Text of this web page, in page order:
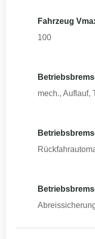
Fahrzeug
100
mech., Auflauf,